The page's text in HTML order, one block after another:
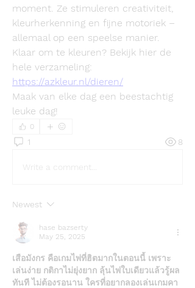
moment. Ze stimuleren creativiteit,
kleurherkenning en fijne motoriek –
allemaal op een speelse manier.
Klaar om te kleuren? Bekijk hier de
https://azkleur.nl/dieren/
Maak van elke dag een beestachtig
leuke dag!
0
1 8
Write a comment...
Newest
hase bazserty
May 25, 2025
เสือมังกร คือเกมไพ่ที่ฮิตมากในตอนนี้ เพราะ
เล่นง่าย กติกาไม่ยุ่งยาก ลุ้นไพ่ใบเดียวแล้วรู้ผล
ทันที ไม่ต้องรอนาน ใครที่อยากลองเล่นเกมคา